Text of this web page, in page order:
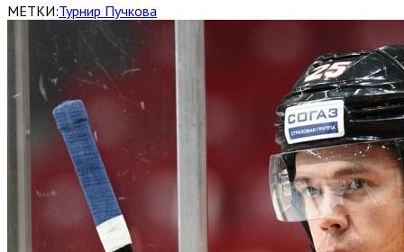
МЕТКИ:Турнир Пучкова